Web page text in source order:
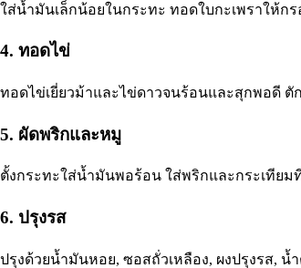
ใส่น้ำมันเล็กน้อยในกระทะ ทอดใบกะเพราให้ก
4. ทอดไข่
ทอดไข่เยี่ยวม้าและไข่ดาวจนร้อนและสุกพอดี ตั
5. ผัดพริกและหมู
ตั้งกระทะใส่น้ำมันพอร้อน ใส่พริกและกระเทีย
6. ปรุงรส
ปรุงด้วยน้ำมันหอย, ซอสถั่วเหลือง, ผงปรุงรส,